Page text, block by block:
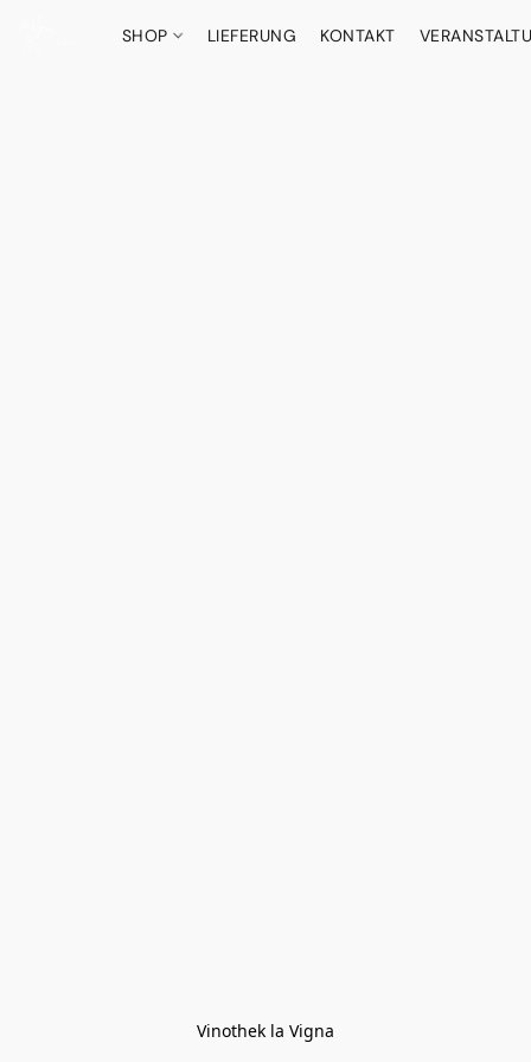
SHOP LIEFERUNG KONTAKT
Vinothek la Vigna